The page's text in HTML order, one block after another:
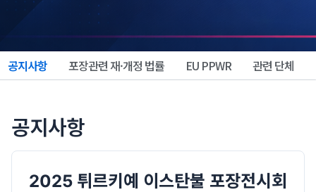
공지사항 포장관련 재·개정 법률 EU PPWR 관련 단체
공지사항
2025 튀르키예 이스탄불 포장전시회